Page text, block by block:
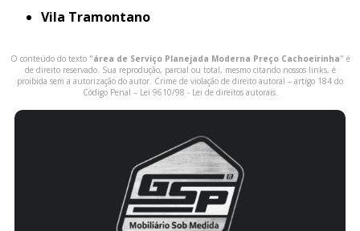
Vila Tramontano
O conteúdo do texto "área de Serviço Planejada Moderna Preço Cachoeirinha" é
de direito reservado. Sua reprodução, parcial ou total, mesmo citando nossos links, é
proibida sem a autorização do autor. Crime de violação de direito autoral – artigo 184 do
Código Penal – Lei 9610/98 - Lei de direitos autorais.